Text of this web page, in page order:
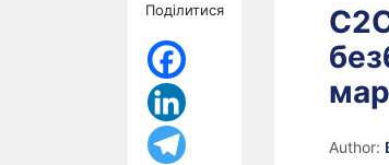
Поділитися
Author: